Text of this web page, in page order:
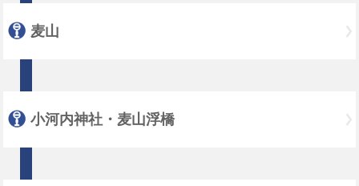
麦山
小河内神社・麦山浮橋